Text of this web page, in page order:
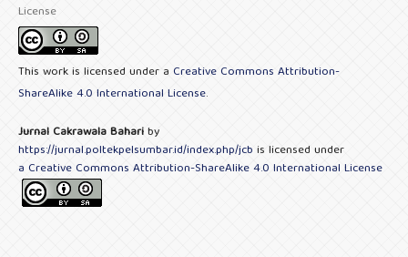
License
This work is licensed under a Creative Commons Attribution-
ShareAlike 4.0 International License.
Jurnal Cakrawala Bahariby
https://jurnal.poltekpelsumbar.id/index.php/jcb is licensed under
a Creative Commons Attribution-ShareAlike 4.0 International License